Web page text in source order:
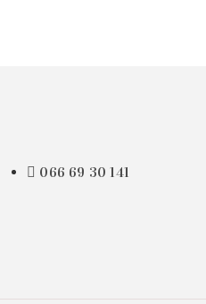
066 69 30 141